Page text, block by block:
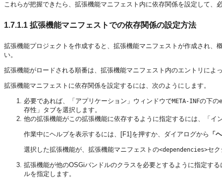
これらが把握できたら、拡張機能マニフェスト内に依存関係を設定して
1.7.1.1 拡張機能マニフェストでの依存関係の設定方法
拡張機能プロジェクトを作成すると、拡張機能マニフェストが作成され、
い。
拡張機能がロードされる順番は、拡張機能マニフェスト内のエントリによ
拡張機能マニフェストに依存関係を設定するには、次のようにします。
必要であれば、「アプリケーション」ウィンドウでMETA-INFの下の
存性」タブを選択します。
他の拡張機能がこの拡張機能に依存するように指定するには、「
作業中にヘルプを表示するには、[F1]を押すか、ダイアログから 「
選択した拡張機能が、拡張機能マニフェストの<dependencies>セ
拡張機能が他のOSGiバンドルのクラスを必要とするように指定す
ルを指定します。